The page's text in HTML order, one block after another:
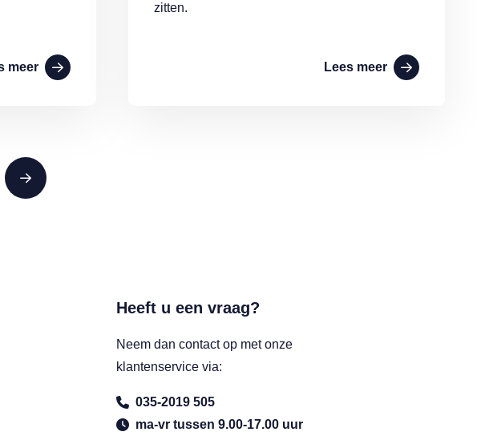
meer
zitten.
Lees meer
Heeft u een vraag?
Neem dan contact op met onze
klantenservice via:
035-2019 505
ma-vr tussen 9.00-17.00 uur